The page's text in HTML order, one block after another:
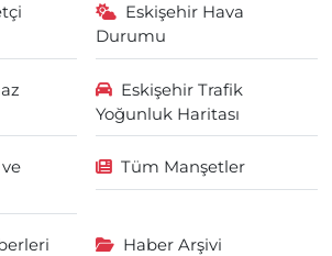
Eskişehir Hava
Durumu
Eskişehir Trafik
Yoğunluk Haritası
Tüm Manşetler
Haber Arşivi